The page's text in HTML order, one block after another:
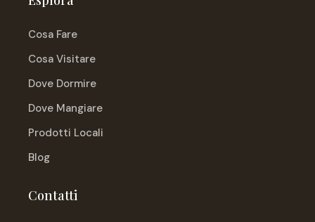
Cosa Fare
Cosa Visitare
Dove Dormire
Dove Mangiare
Prodotti Locali
Blog
Contatti